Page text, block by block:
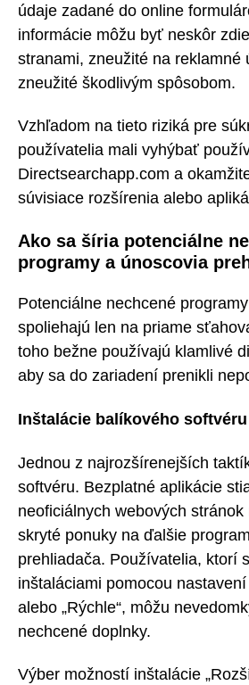
údaje zadané do online
informácie môžu byť neskôr
stranami, zneužité na reklamné
zneužité škodlivým spôsobom.
Vzhľadom na tieto riziká pre
používatelia mali vyhýbať
Directsearchapp.com a
súvisiace rozšírenia alebo
Ako sa šíria potenciálne
programy a únoscovia
Potenciálne nechcené
spoliehajú len na priame
toho bežne používajú klamlivé
aby sa do zariadení prenikli
Inštalácie balíkového softvéru
Jednou z najrozšírenejších
softvéru. Bezplatné aplikácie
neoficiálnych webových
skryté ponuky na ďalšie
prehliadača. Používatelia, ktorí
inštaláciami pomocou nastavení
alebo „Rýchle“, môžu
nechcené doplnky.
Výber možností inštalácie